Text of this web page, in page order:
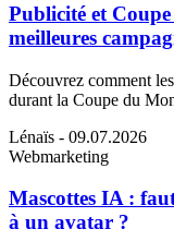
Publicité et
meilleures
Découvrez comment
durant la Coupe du
Lénaïs - 09.07.2026
Webmarketing
Mascottes IA :
à un avatar ?